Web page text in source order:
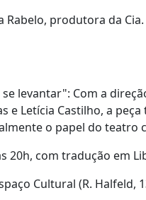
produtora da Cia.
levantar": Com a
e Letícia Castilho, a
o papel do teatro
20h, com tradução em
Cultural (R. Halfeld,